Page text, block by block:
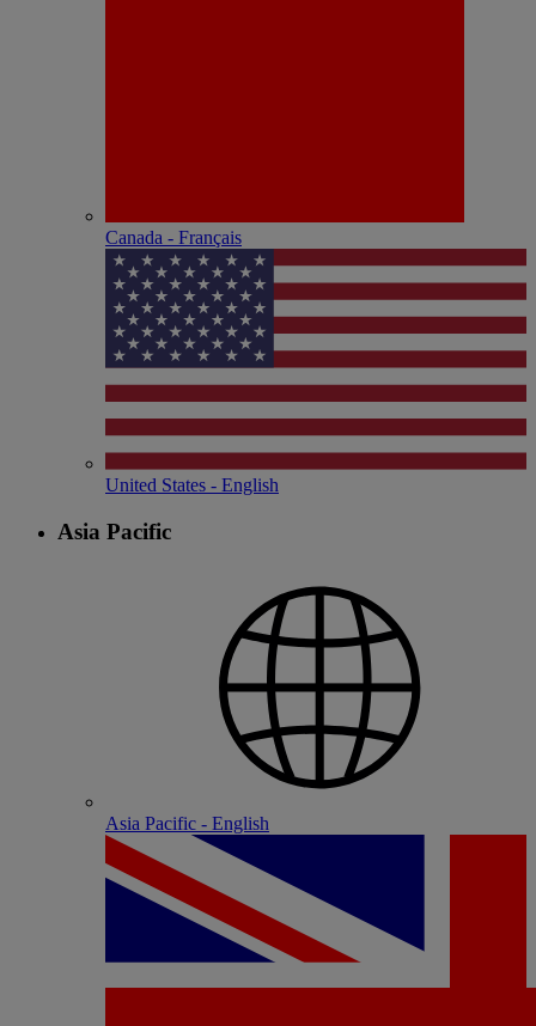
Canada - Français
United States - English
Asia Pacific
Asia Pacific - English